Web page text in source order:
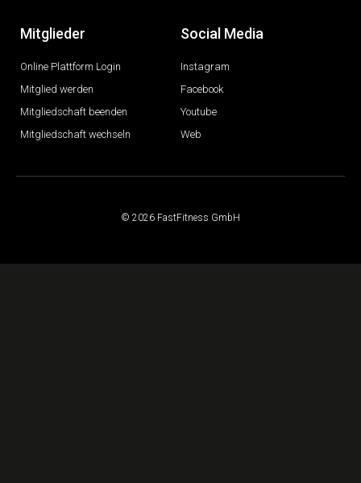
Mitglieder
Online Plattform Login
Mitglied werden
Mitgliedschaft beenden
Mitgliedschaft wechseln
Social Media
Instagram
Facebook
Youtube
Web
© 2026 FastFitness GmbH